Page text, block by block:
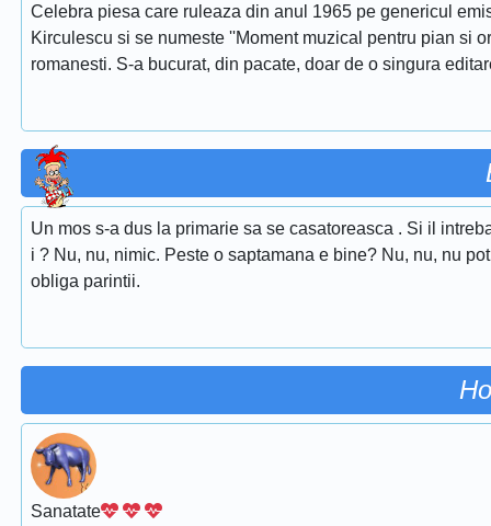
Celebra piesa care ruleaza din anul 1965 pe genericul
Kirculescu si se numeste ''Moment muzical pentru pian si
romanesti. S-a bucurat, din pacate, doar de o singura
Un mos s-a dus la primarie sa se casatoreasca . Si il
i ? Nu, nu, nimic. Peste o saptamana e bine? Nu, nu, nu
obliga parintii.
Sanatate